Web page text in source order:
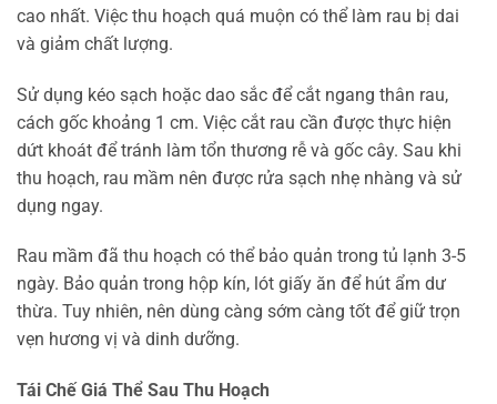
cao nhất. Việc thu hoạch quá muộn có thể làm rau bị dai
và giảm chất lượng.
Sử dụng kéo sạch hoặc dao sắc để cắt ngang thân rau,
cách gốc khoảng 1 cm. Việc cắt rau cần được thực hiện
dứt khoát để tránh làm tổn thương rễ và gốc cây. Sau khi
thu hoạch, rau mầm nên được rửa sạch nhẹ nhàng và sử
dụng ngay.
Rau mầm đã thu hoạch có thể bảo quản trong tủ lạnh 3-5
ngày. Bảo quản trong hộp kín, lót giấy ăn để hút ẩm dư
thừa. Tuy nhiên, nên dùng càng sớm càng tốt để giữ trọn
vẹn hương vị và dinh dưỡng.
Tái Chế Giá Thể Sau Thu Hoạch